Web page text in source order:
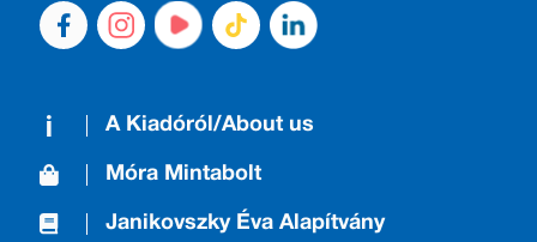
A Kiadóról/About us
Móra Mintabolt
Janikovszky Éva Alapítvány